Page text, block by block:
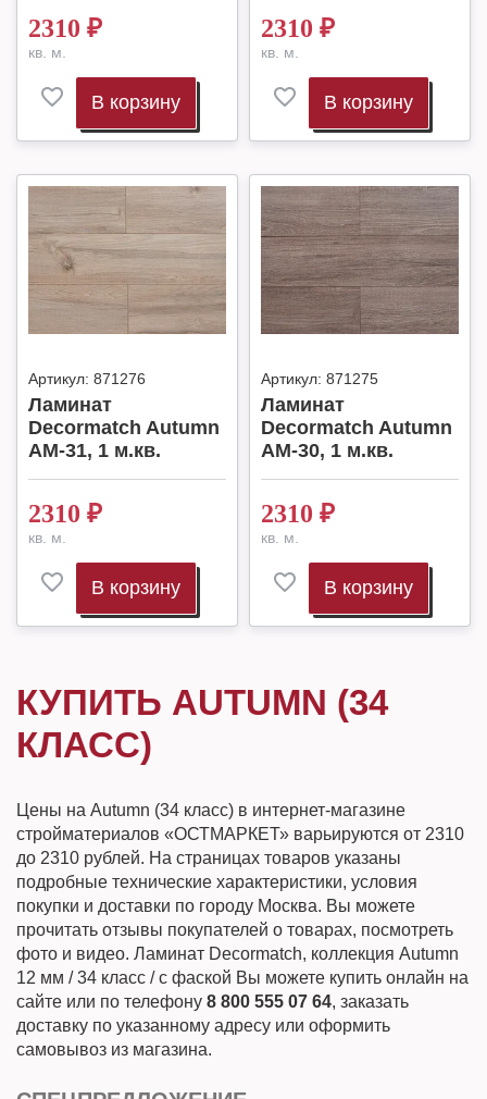
2310 ₽
кв. м.
В корзину
2310 ₽
кв. м.
В корзину
Артикул: 871276
Ламинат
Decormatch Autumn
AM-31, 1 м.кв.
2310 ₽
кв. м.
В корзину
Артикул: 871275
Ламинат
Decormatch Autumn
AM-30, 1 м.кв.
2310 ₽
кв. м.
В корзину
КУПИТЬ AUTUMN (34
КЛАСС)
Цены на Autumn (34 класс) в интернет-магазине
стройматериалов «ОСТМАРКЕТ» варьируются от 2310
до 2310 рублей. На страницах товаров указаны
подробные технические характеристики, условия
покупки и доставки по городу Москва. Вы можете
прочитать отзывы покупателей о товарах, посмотреть
фото и видео. Ламинат Decormatch, коллекция Autumn
12 мм / 34 класс / с фаской Вы можете купить онлайн на
сайте или по телефону 8 800 555 07 64, заказать
доставку по указанному адресу или оформить
самовывоз из магазина.